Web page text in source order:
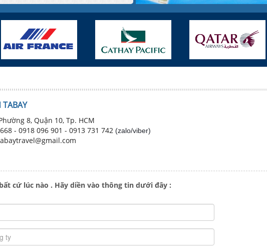
8, Quận 10, Tp. HCM
- 0918 096 901 - 0913 731 742 (zalo/viber)
cứ lúc nào . Hãy diền vào thông tin dưới đây :